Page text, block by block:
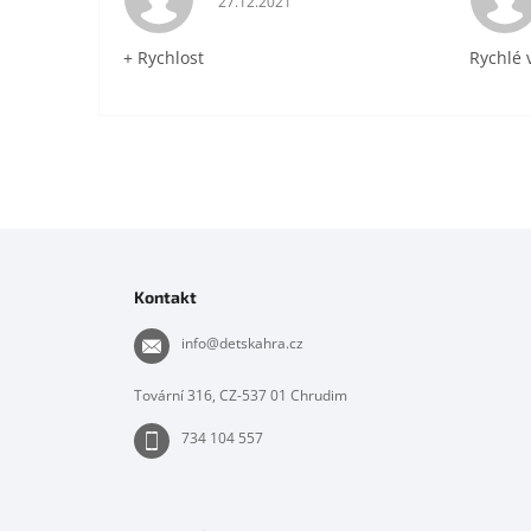
+ Rychlost Rychlé
Kontakt
info@detskahra.cz
Tovární 316, CZ-537 01 Chrudim
734 104 557